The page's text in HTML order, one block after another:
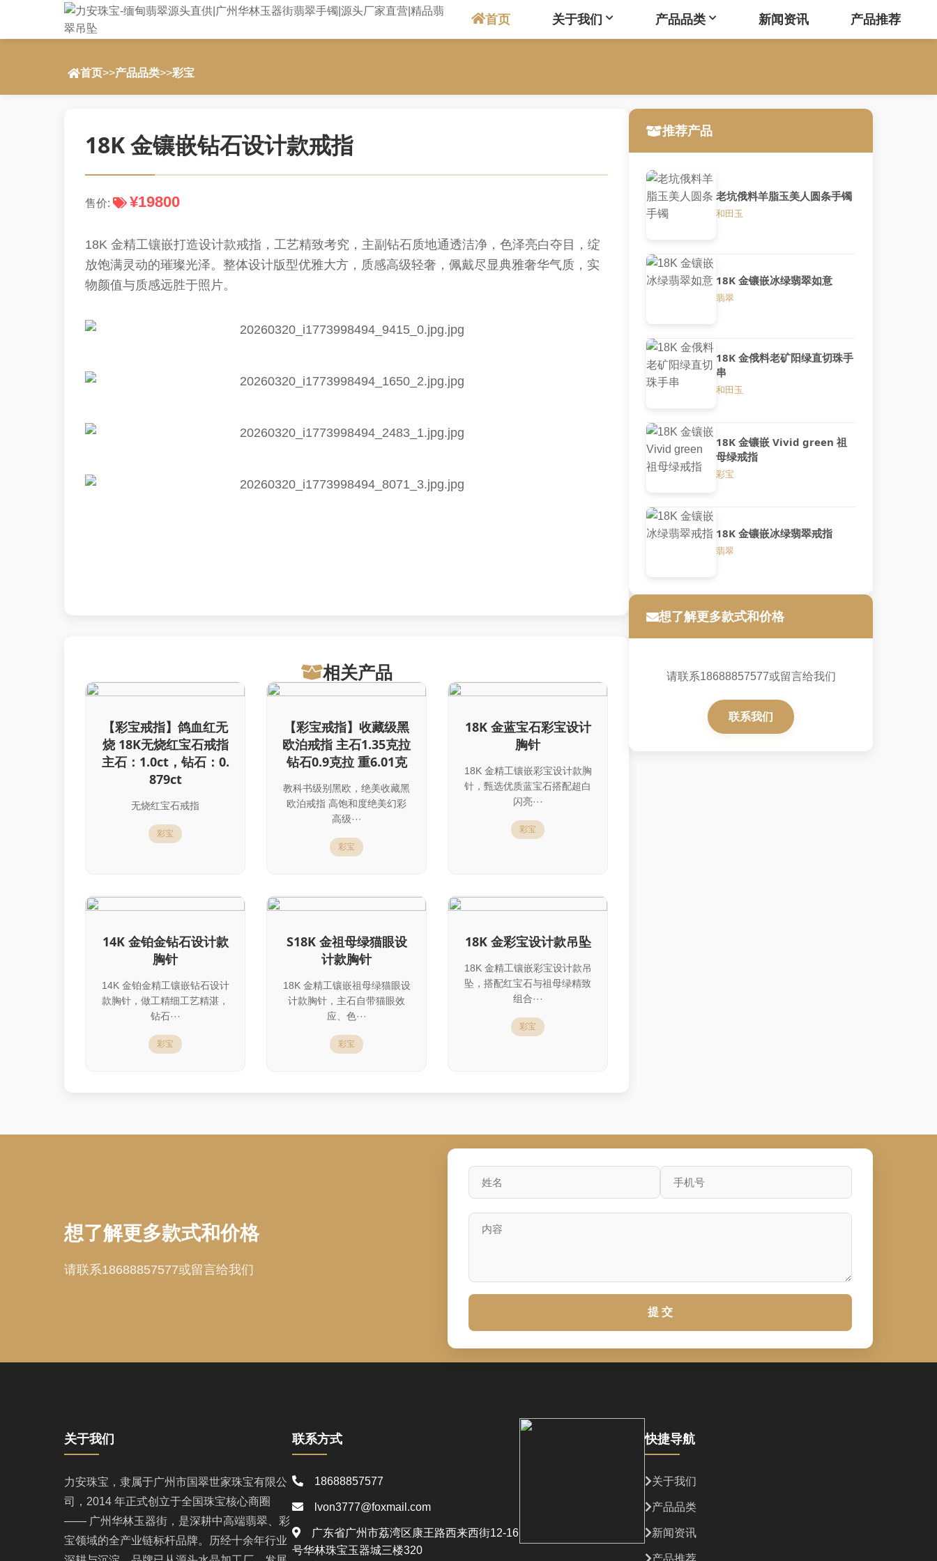
首页 关于我们 产品品类 新闻资讯 产品推荐
首页>>产品品类>>彩宝
18K 金镶嵌钻石设计款戒指
售价: ¥19800
18K 金精工镶嵌打造设计款戒指，工艺精致考究，主副钻石质地通透洁净，色泽亮白夺目，绽
放饱满灵动的璀璨光泽。整体设计版型优雅大方，质感高级轻奢，佩戴尽显典雅奢华气质，实
物颜值与质感远胜于照片。
相关产品
【彩宝戒指】鸽血红无
烧 18K无烧红宝石戒指
主石：1.0ct，钻石：0.
879ct
无烧红宝石戒指
彩宝
【彩宝戒指】收藏级黑
欧泊戒指 主石1.35克拉
钻石0.9克拉 重6.01克
教科书级别黑欧，绝美收藏黑
欧泊戒指 高饱和度绝美幻彩
高级···
彩宝
18K 金蓝宝石彩宝设计
胸针
18K 金精工镶嵌彩宝设计款胸
针，甄选优质蓝宝石搭配超白
闪亮···
彩宝
14K 金铂金钻石设计款
胸针
14K 金铂金精工镶嵌钻石设计
款胸针，做工精细工艺精湛，
钻石···
彩宝
S18K 金祖母绿猫眼设
计款胸针
18K 金精工镶嵌祖母绿猫眼设
计款胸针，主石自带猫眼效
应、色···
彩宝
18K 金彩宝设计款吊坠
18K 金精工镶嵌彩宝设计款吊
坠，搭配红宝石与祖母绿精致
组合···
彩宝
推荐产品
老坑俄料羊脂玉美人圆条手镯
和田玉
18K 金镶嵌冰绿翡翠如意
翡翠
18K 金俄料老矿阳绿直切珠手
串
和田玉
18K 金镶嵌 Vivid green 祖
母绿戒指
彩宝
18K 金镶嵌冰绿翡翠戒指
翡翠
想了解更多款式和价格
请联系18688857577或留言给我们
联系我们
想了解更多款式和价格
请联系18688857577或留言给我们
提 交
关于我们
力安珠宝，隶属于广州市国翠世家珠宝有限公
司，2014 年正式创立于全国珠宝核心商圈
—— 广州华林玉器街，是深耕中高端翡翠、彩
宝领域的全产业链标杆品牌。历经十余年行业
联系方式
18688857577
lvon3777@foxmail.com
广东省广州市荔湾区康王路西来西街12-16
号华林珠宝玉器城三楼320
快捷导航
关于我们
产品品类
新闻资讯
产品推荐